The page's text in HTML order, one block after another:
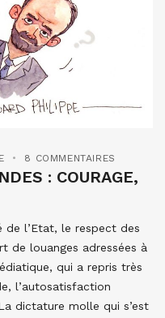
8 COMMENTAIRES
: COURAGE,
de l’Etat, le respect des
de louanges adressées à
qui a repris très
l’autosatisfaction
dictature molle qui s’est